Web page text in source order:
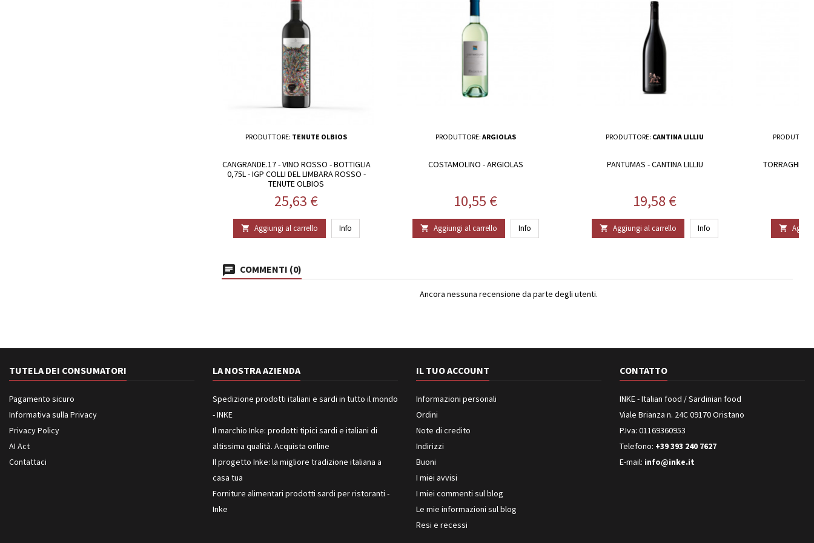
PRODUTTORE: TENUTE OLBIOS
CANGRANDE.17 - VINO ROSSO - BOTTIGLIA
0,75L - IGP COLLI DEL LIMBARA ROSSO -
TENUTE OLBIOS
Prezzo
25,63 €
 Aggiungi al carrello Info
PRODUTTORE: ARGIOLAS
COSTAMOLINO - ARGIOLAS
Prezzo
10,55 €
 Aggiungi al carrello Info
PRODUTTORE: CANTINA LILLIU
PANTUMAS - CANTINA LILLIU
Prezzo
19,58 €
 Aggiungi al carrello Info 
COMMENTI (0)
Ancora nessuna recensione da parte degli utenti.
TUTELA DEI CONSUMATORI
Pagamento sicuro
Informativa sulla Privacy
Privacy Policy
AI Act
Contattaci
LA NOSTRA AZIENDA
Spedizione prodotti italiani e sardi in tutto il mondo
- INKE
Il marchio Inke: prodotti tipici sardi e italiani di
altissima qualità. Acquista online
Il progetto Inke: la migliore tradizione italiana a
casa tua
Forniture alimentari prodotti sardi per ristoranti -
Inke
IL TUO ACCOUNT
Informazioni personali
Ordini
Note di credito
Indirizzi
Buoni
I miei avvisi
I miei commenti sul blog
Le mie informazioni sul blog
Resi e recessi
CONTATTO
INKE - Italian food / Sardinian food
Viale Brianza n. 24C 09170 Oristano
P.Iva: 01169360953
Telefono: +39 393 240 7627
E-mail: info@inke.it